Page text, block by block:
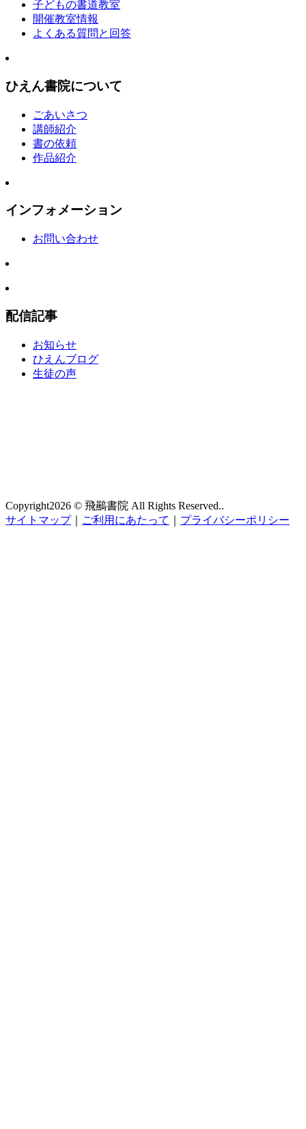
子どもの書道教室
開催教室情報
よくある質問と回答
ひえん書院について
ごあいさつ
講師紹介
書の依頼
作品紹介
インフォメーション
お問い合わせ
配信記事
お知らせ
ひえんブログ
生徒の声
Copyright2026 © 飛䴏書院 All Rights Reserved..
サイトマップ｜ ご利用にあたって プライバシーポリシー